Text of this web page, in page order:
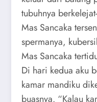
tubuhnya
Mas Sancaka
spermanya,
Mas Sancaka
Di hari kedua aku
kamar mandiku
buasnya. “Kalau